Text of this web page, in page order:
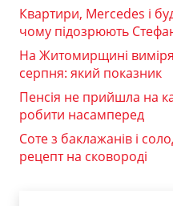
Квартири, Mercedes і
чому підозрюють
На Житомирщині
серпня: який показник
Пенсія не прийшла на
робити насамперед
Соте з баклажанів і
рецепт на сковороді